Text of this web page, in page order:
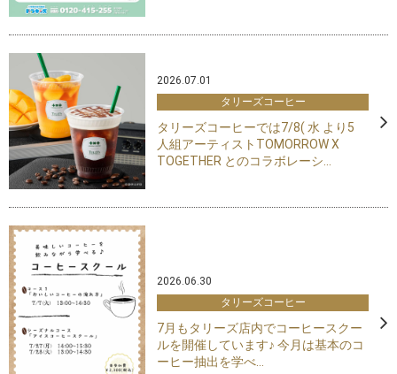
2026.07.01
タリーズコーヒー
タリーズコーヒーでは7/8( 水 より5
人組アーティストTOMORROW X
TOGETHER とのコラボレーシ...
2026.06.30
タリーズコーヒー
7月もタリーズ店内でコーヒースクー
ルを開催しています♪ 今月は基本のコ
ーヒー抽出を学べ...